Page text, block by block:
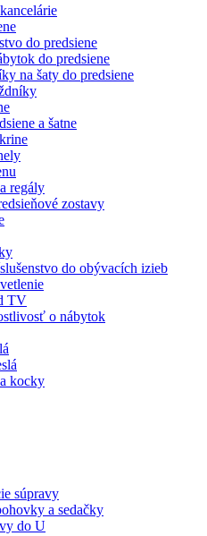
do predsiene
do predsiene
na šaty do predsiene
a šatne
regály
zostavy
do obývacích izieb
TV
o nábytok
kocky
súpravy
a sedačky
do U